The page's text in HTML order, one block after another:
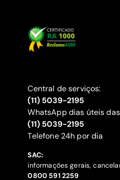
Central de serviços:
(11) 5039-2195
WhatsApp dias úteis
(11) 5039-2195
‍Telefone 24h por dia
SAC:
informações gerais,
‍0800 591 2259